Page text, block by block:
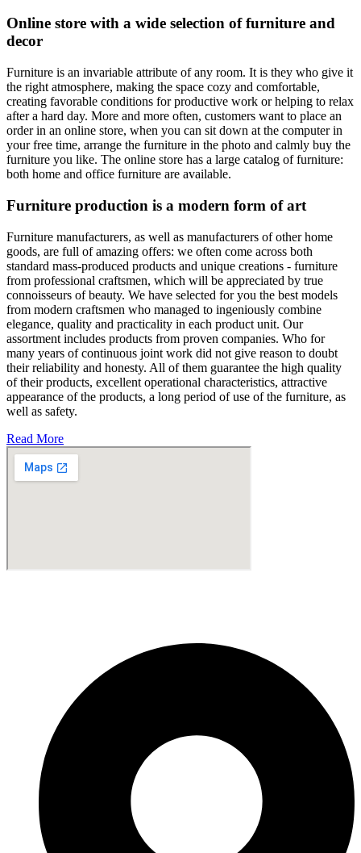
Online store with a wide selection of furniture and
decor
Furniture is an invariable attribute of any room. It is they who give it
the right atmosphere, making the space cozy and comfortable,
creating favorable conditions for productive work or helping to relax
after a hard day. More and more often, customers want to place an
order in an online store, when you can sit down at the computer in
your free time, arrange the furniture in the photo and calmly buy the
furniture you like. The online store has a large catalog of furniture:
both home and office furniture are available.
Furniture production is a modern form of art
Furniture manufacturers, as well as manufacturers of other home
goods, are full of amazing offers: we often come across both
standard mass-produced products and unique creations - furniture
from professional craftsmen, which will be appreciated by true
connoisseurs of beauty. We have selected for you the best models
from modern craftsmen who managed to ingeniously combine
elegance, quality and practicality in each product unit. Our
assortment includes products from proven companies. Who for
many years of continuous joint work did not give reason to doubt
their reliability and honesty. All of them guarantee the high quality
of their products, excellent operational characteristics, attractive
appearance of the products, a long period of use of the furniture, as
well as safety.
Read More